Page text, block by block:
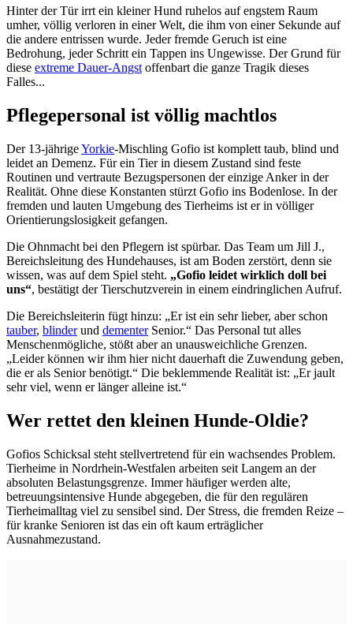
Hinter der Tür irrt ein kleiner Hund ruhelos auf engstem Raum
umher, völlig verloren in einer Welt, die ihm von einer Sekunde auf
die andere entrissen wurde. Jeder fremde Geruch ist eine
Bedrohung, jeder Schritt ein Tappen ins Ungewisse. Der Grund für
diese extreme Dauer-Angst offenbart die ganze Tragik dieses
Falles...
Pflegepersonal ist völlig machtlos
Der 13-jährigeYorkie-Mischling Gofio ist komplett taub, blind und
leidet an Demenz. Für ein Tier in diesem Zustand sind feste
Routinen und vertraute Bezugspersonen der einzige Anker in der
Realität. Ohne diese Konstanten stürzt Gofio ins Bodenlose. In der
fremden und lauten Umgebung des Tierheims ist er in völliger
Orientierungslosigkeit gefangen.
Die Ohnmacht bei den Pflegern ist spürbar. Das Team um Jill J.,
Bereichsleitung des Hundehauses, ist am Boden zerstört, denn sie
wissen, was auf dem Spiel steht. „Gofio leidet wirklich doll bei
uns“, bestätigt der Tierschutzverein in einem eindringlichen Aufruf.
Die Bereichsleiterin fügt hinzu: „Er ist ein sehr lieber, aber schon
tauber, blinderund dementerSenior.“ Das Personal tut alles
Menschenmögliche, stößt aber an unausweichliche Grenzen.
„Leider können wir ihm hier nicht dauerhaft die Zuwendung geben,
die er als Senior benötigt.“ Die beklemmende Realität ist: „Er jault
sehr viel, wenn er länger alleine ist.“
Wer rettet den kleinen Hunde-Oldie?
Gofios Schicksal steht stellvertretend für ein wachsendes Problem.
Tierheime in Nordrhein-Westfalen arbeiten seit Langem an der
absoluten Belastungsgrenze. Immer häufiger werden alte,
betreuungsintensive Hunde abgegeben, die für den regulären
Tierheimalltag viel zu sensibel sind. Der Stress, die fremden Reize –
für kranke Senioren ist das ein oft kaum erträglicher
Ausnahmezustand.